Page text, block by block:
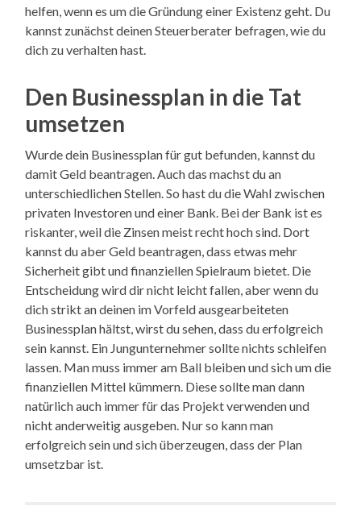
helfen, wenn es um die Gründung einer Existenz geht. Du
kannst zunächst deinen Steuerberater befragen, wie du
dich zu verhalten hast.
Den Businessplan in die Tat
umsetzen
Wurde dein Businessplan für gut befunden, kannst du
damit Geld beantragen. Auch das machst du an
unterschiedlichen Stellen. So hast du die Wahl zwischen
privaten Investoren und einer Bank. Bei der Bank ist es
riskanter, weil die Zinsen meist recht hoch sind. Dort
kannst du aber Geld beantragen, dass etwas mehr
Sicherheit gibt und finanziellen Spielraum bietet. Die
Entscheidung wird dir nicht leicht fallen, aber wenn du
dich strikt an deinen im Vorfeld ausgearbeiteten
Businessplan hältst, wirst du sehen, dass du erfolgreich
sein kannst. Ein Jungunternehmer sollte nichts schleifen
lassen. Man muss immer am Ball bleiben und sich um die
finanziellen Mittel kümmern. Diese sollte man dann
natürlich auch immer für das Projekt verwenden und
nicht anderweitig ausgeben. Nur so kann man
erfolgreich sein und sich überzeugen, dass der Plan
umsetzbar ist.